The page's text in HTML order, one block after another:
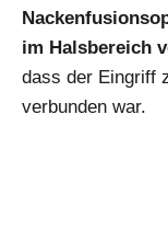
im Halsbereich
dass der Eingriff
verbunden war.